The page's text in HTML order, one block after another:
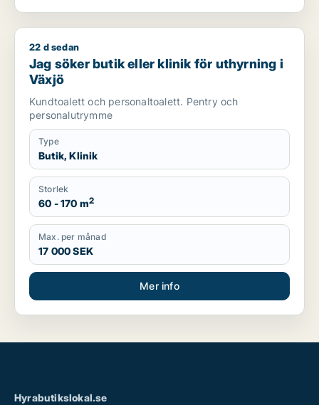
Jag söker butik eller klinik för uthyrning i Växjö
22 d sedan
Jag söker butik eller klinik för uthyrning i
Växjö
Kundtoalett och personaltoalett. Pentry och
personalutrymme
Type
Butik, Klinik
Storlek
60 - 170 m2
Max. per månad
17 000 SEK
Mer info
Hyrabutikslokal.se